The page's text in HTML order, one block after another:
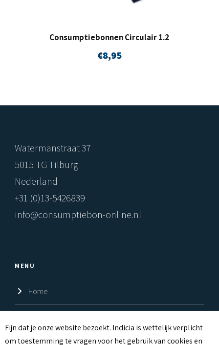
C
Fijn dat je onze website bezoekt. Indicia is wettelijk verplicht
om toestemming te vragen voor het gebruik van cookies en
Consumptiebonnen Circulair 1.2
€8,95
Watermanstraat 37
5015 TG Tilburg
Nederland
+31 (0)13-5426839
info@consumptiebon-online.nl
MENU
Home
Over ons